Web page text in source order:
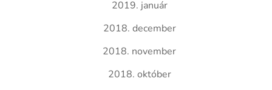
2019. január
2018. december
2018. november
2018. október